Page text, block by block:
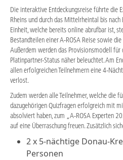
Die interaktive Entdeckungsreise führte die
Rheins und durch das Mittelrheintal bis nach
Einheit, welche bereits online abrufbar ist,
Bestandteilen einer A-ROSA Reise sowie
Außerdem werden das Provisionsmodell
Platinpartner-Status näher beleuchtet. Am
allen erfolgreichen Teilnehmern eine 4-
verlost.
Zudem werden alle Teilnehmer, welche die
dazugehörigen Quizfragen erfolgreich mit
absolviert haben, zum „A-ROSA Experten
auf eine Überraschung freuen. Zusätzlich
2 x 5-nächtige Donau-
Personen